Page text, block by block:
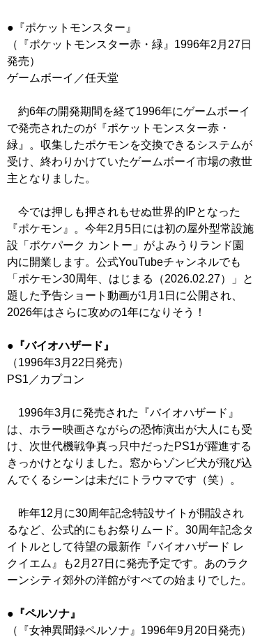
●『ポケットモンスター』
（『ポケットモンスター赤・緑』1996年2月27日
発売）
ゲームボーイ／任天堂
約6年の開発期間を経て1996年にゲームボーイ
で発売されたのが『ポケットモンスター赤・
緑』。収集したポケモンを交換できるシステムが
受け、終わりかけていたゲームボーイ市場の救世
主となりました。
今では押しも押されもせぬ世界的IPとなった
『ポケモン』。今年2月5日には初の屋外型常設施
設「ポケパーク カントー」がよみうりランド園
内に開業します。公式YouTubeチャンネルでも
「ポケモン30周年、はじまる（2026.02.27）」と
題した予告ショート動画が1月1日に公開され、
2026年はさらに攻めの1年になりそう！
●『バイオハザード』
（1996年3月22日発売）
PS1／カプコン
1996年3月に発売された『バイオハザード』
は、ホラー映画さながらの恐怖演出が大人にも受
け、次世代機戦争真っ只中だったPS1が躍進する
きっかけとなりました。窓からゾンビ犬が飛び込
んでくるシーンは未だにトラウマです（笑）。
昨年12月に30周年記念特設サイトが開設され
るなど、公式的にもお祭りムード。30周年記念タ
イトルとして待望の最新作『バイオハザード レ
クイエム』も2月27日に発売予定です。あのラク
ーンシティ郊外の洋館がすべての始まりでした。
●『ペルソナ』
（『女神異聞録ペルソナ』1996年9月20日発売）